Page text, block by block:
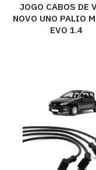
JOGO CABOS DE
NOVO UNO PALIO
EVO 1.4